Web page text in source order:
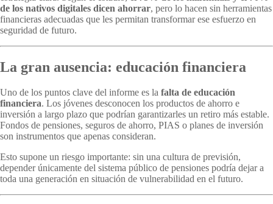
de los nativos digitales dicen ahorrar, pero lo hacen sin herramientas
financieras adecuadas que les permitan transformar ese esfuerzo en
seguridad de futuro.
La gran ausencia: educación financiera
Uno de los puntos clave del informe es la falta de educación
financiera. Los jóvenes desconocen los productos de ahorro e
inversión a largo plazo que podrían garantizarles un retiro más estable.
Fondos de pensiones, seguros de ahorro, PIAS o planes de inversión
son instrumentos que apenas consideran.
Esto supone un riesgo importante: sin una cultura de previsión,
depender únicamente del sistema público de pensiones podría dejar a
toda una generación en situación de vulnerabilidad en el futuro.